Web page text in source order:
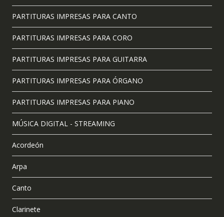
PARTITURAS IMPRESAS PARA CANTO
PARTITURAS IMPRESAS PARA CORO
PARTITURAS IMPRESAS PARA GUITARRA
PARTITURAS IMPRESAS PARA ÓRGANO
PARTITURAS IMPRESAS PARA PIANO
MÚSICA DIGITAL - STREAMING
Acordeón
Arpa
Canto
Clarinete